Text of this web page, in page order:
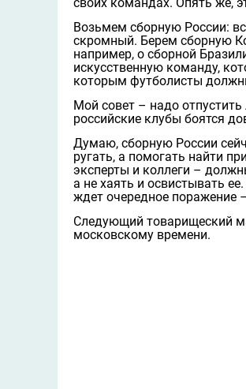
Возьмем сборную России:
скромный. Берем сборную
например, о сборной
искусственную команду,
которым футболисты
Мой совет – надо
российские клубы боятся
Думаю, сборную России
ругать, а помогать найти
эксперты и коллеги –
а не хаять и освистывать
ждет очередное поражение
Следующий товарищеский
московскому времени.